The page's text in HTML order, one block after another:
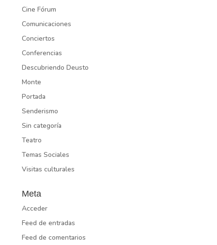
Cine Fórum
Comunicaciones
Conciertos
Conferencias
Descubriendo Deusto
Monte
Portada
Senderismo
Sin categoría
Teatro
Temas Sociales
Visitas culturales
Meta
Acceder
Feed de entradas
Feed de comentarios